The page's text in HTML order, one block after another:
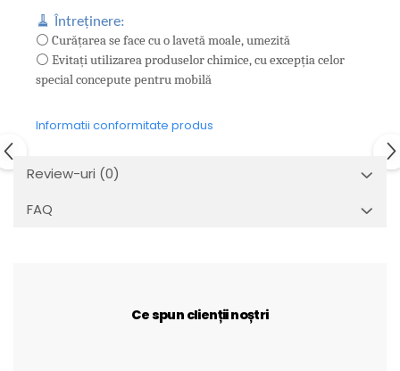
🧹 Întreținere:
⚪ Curățarea se face cu o lavetă moale, umezită
⚪ Evitați utilizarea produselor chimice, cu excepția celor
special concepute pentru mobilă
Informatii conformitate produs
Review-uri (0)
FAQ
Ce spun clienții noștri